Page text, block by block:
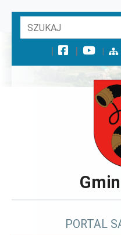
Wróć na
Przejdź
Przejdź
Przejdź
PORTAL